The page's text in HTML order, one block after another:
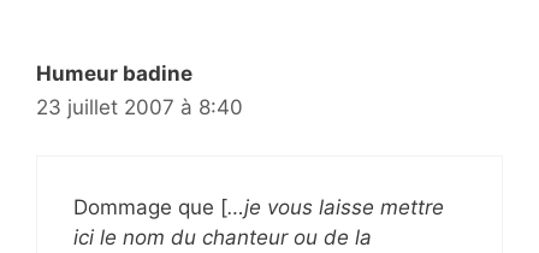
Humeur badine
23 juillet 2007 à 8:40
Dommage que […je vous laisse mettre
ici le nom du chanteur ou de la